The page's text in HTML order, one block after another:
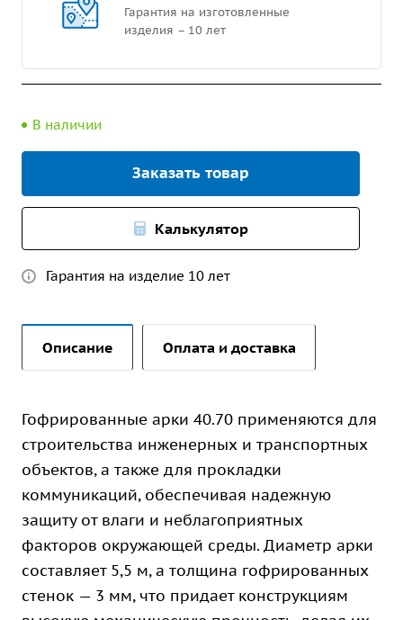
Гарантия на изготовленные
изделия – 10 лет
В наличии
Заказать товар
Калькулятор
Гарантия на изделие 10 лет
Описание Оплата и доставка
Гофрированные арки 40.70 применяются для
строительства инженерных и транспортных
объектов, а также для прокладки
коммуникаций, обеспечивая надежную
защиту от влаги и неблагоприятных
факторов окружающей среды. Диаметр арки
составляет 5,5 м, а толщина гофрированных
стенок — 3 мм, что придает конструкциям